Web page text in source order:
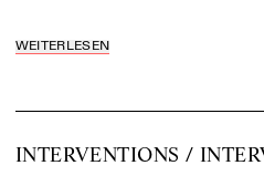
WEITERLESEN
INTERVENTIONS /